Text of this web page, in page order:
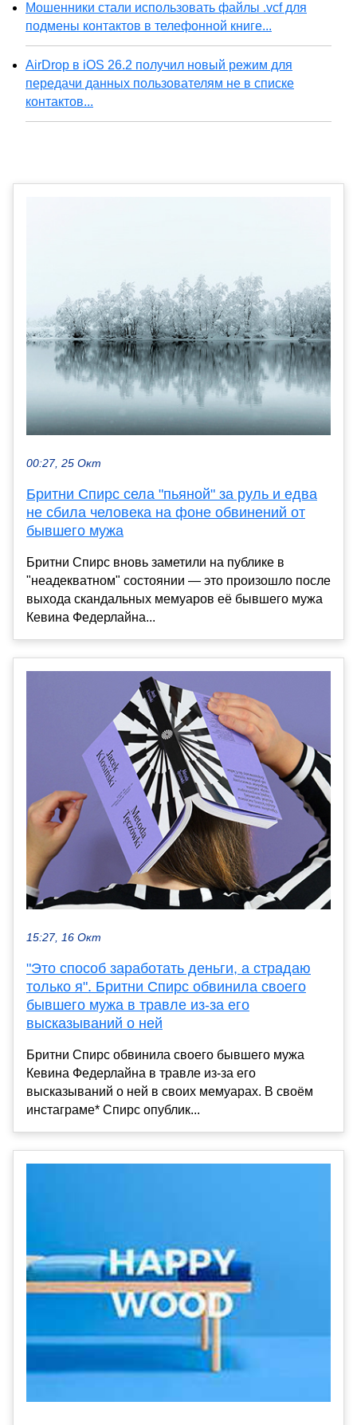
Мошенники стали использовать файлы .vcf для
подмены контактов в телефонной книге...
AirDrop в iOS 26.2 получил новый режим для
передачи данных пользователям не в списке
контактов...
00:27, 25 Окт
Бритни Спирс села "пьяной" за руль и едва
не сбила человека на фоне обвинений от
бывшего мужа
Бритни Спирс вновь заметили на публике в
"неадекватном" состоянии — это произошло после
выхода скандальных мемуаров её бывшего мужа
Кевина Федерлайна...
15:27, 16 Окт
"Это способ заработать деньги, а страдаю
только я". Бритни Спирс обвинила своего
бывшего мужа в травле из-за его
высказываний о ней
Бритни Спирс обвинила своего бывшего мужа
Кевина Федерлайна в травле из-за его
высказываний о ней в своих мемуарах. В своём
инстаграме* Спирс опублик...